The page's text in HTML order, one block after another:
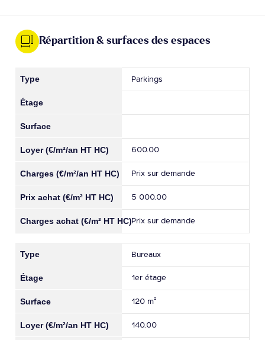
Répartition & surfaces des espaces
Parkings
600.00
Prix sur demande
5 000.00
Prix sur demande
Bureaux
1er étage
120 m²
140.00